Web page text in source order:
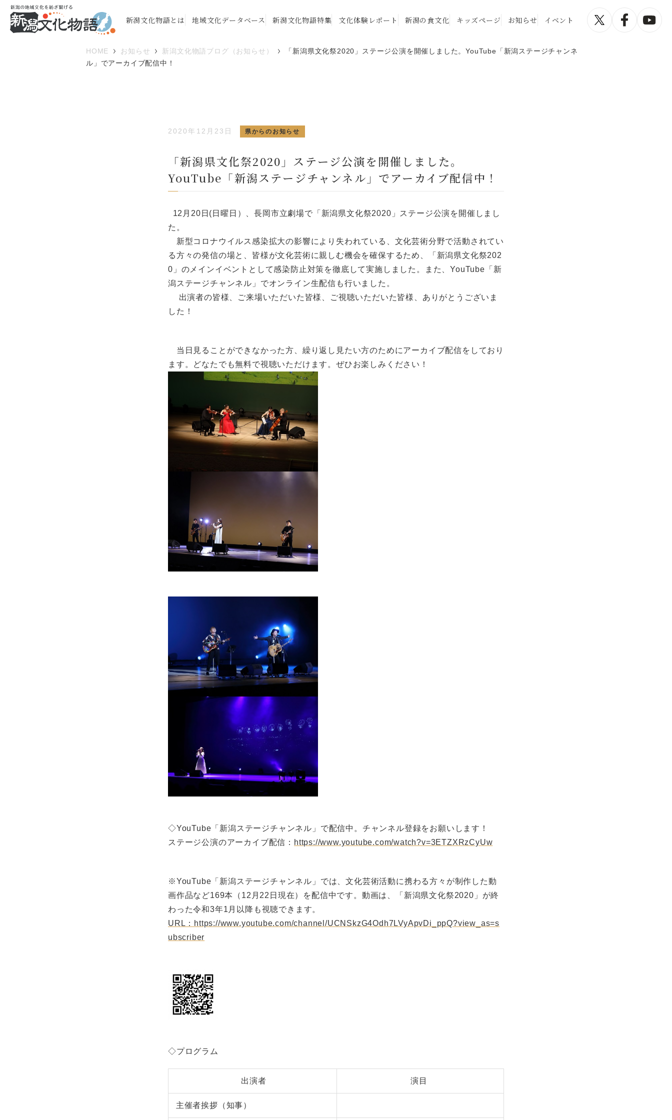
新潟文化物語とは 地域文化データベース 新潟文化物語特集 文化体験レポート 新潟の食文化 キッズページ お知らせ イベント
HOME お知らせ 新潟文化物語ブログ（お知らせ）
「新潟県文化祭2020」ステージ公演を開催しました。YouTube「新潟ステージチャンネ
ル」でアーカイブ配信中！
2020年12月23日 県からのお知らせ
「新潟県文化祭2020」ステージ公演を開催しました。
YouTube「新潟ステージチャンネル」でアーカイブ配信中！
12月20日(日曜日）、長岡市立劇場で「新潟県文化祭2020」ステージ公演を開催しまし
た。
新型コロナウイルス感染拡大の影響により失われている、文化芸術分野で活動されてい
る方々の発信の場と、皆様が文化芸術に親しむ機会を確保するため、「新潟県文化祭202
0」のメインイベントとして感染防止対策を徹底して実施しました。また、YouTube「新
潟ステージチャンネル」でオンライン生配信も行いました。
出演者の皆様、ご来場いただいた皆様、ご視聴いただいた皆様、ありがとうございま
した！
当日見ることができなかった方、繰り返し見たい方のためにアーカイブ配信をしており
ます。どなたでも無料で視聴いただけます。ぜひお楽しみください！
◇YouTube「新潟ステージチャンネル」で配信中。チャンネル登録をお願いします！
ステージ公演のアーカイブ配信： https://www.youtube.com/watch?v=3ETZXRzCyUw
※YouTube「新潟ステージチャンネル」では、文化芸術活動に携わる方々が制作した動
画作品など169本（12月22日現在）を配信中です。動画は、「新潟県文化祭2020」が終
わった令和3年1月以降も視聴できます。
URL： https://www.youtube.com/channel/UCNSkzG4Odh7LVyApvDi_ppQ?view_as=s
ubscriber
◇プログラム
出演者 演目
主催者挨拶（知事）